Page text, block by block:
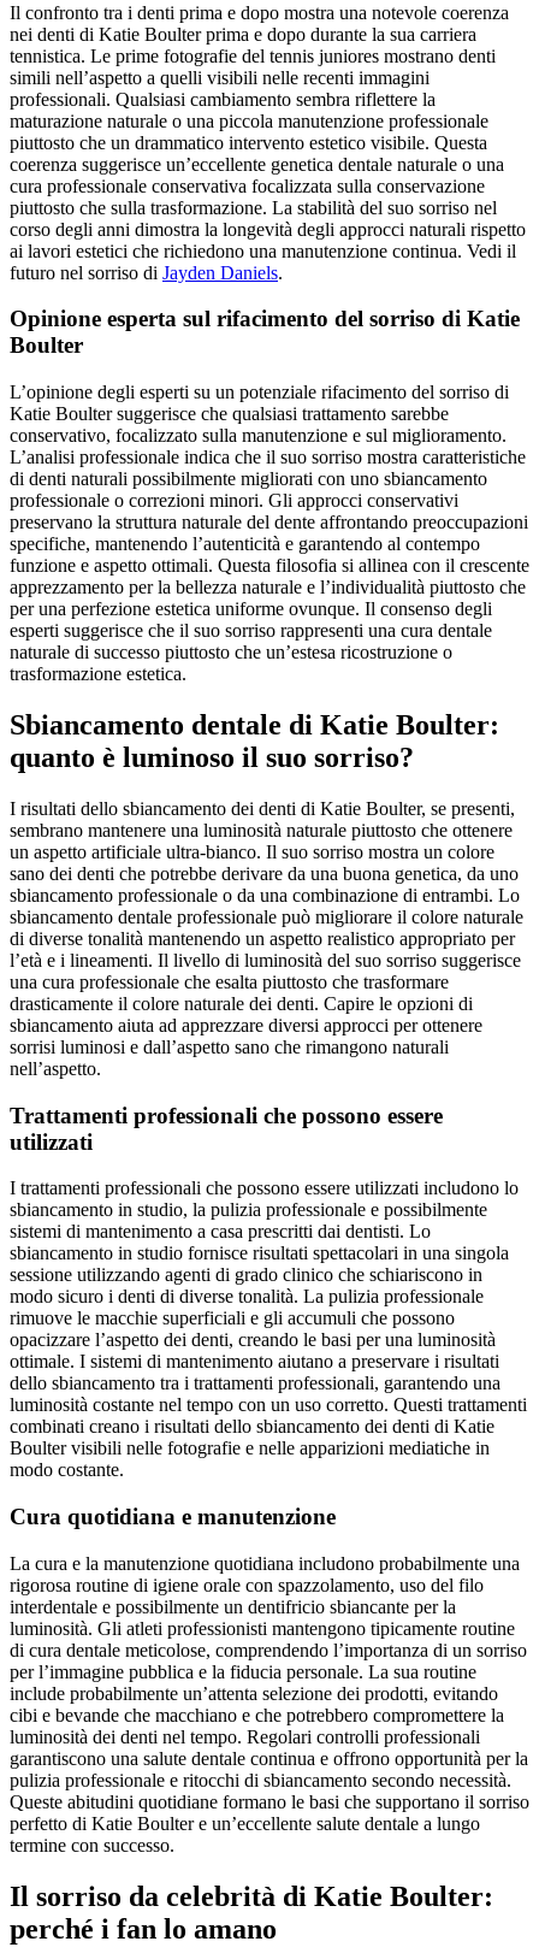
Il confronto tra i denti prima e dopo mostra una notevole coerenza
nei denti di Katie Boulter prima e dopo durante la sua carriera
tennistica. Le prime fotografie del tennis juniores mostrano denti
simili nell’aspetto a quelli visibili nelle recenti immagini
professionali. Qualsiasi cambiamento sembra riflettere la
maturazione naturale o una piccola manutenzione professionale
piuttosto che un drammatico intervento estetico visibile. Questa
coerenza suggerisce un’eccellente genetica dentale naturale o una
cura professionale conservativa focalizzata sulla conservazione
piuttosto che sulla trasformazione. La stabilità del suo sorriso nel
corso degli anni dimostra la longevità degli approcci naturali rispetto
ai lavori estetici che richiedono una manutenzione continua. Vedi il
futuro nel sorriso di Jayden Daniels.
Opinione esperta sul rifacimento del sorriso di Katie
Boulter
L’opinione degli esperti su un potenziale rifacimento del sorriso di
Katie Boulter suggerisce che qualsiasi trattamento sarebbe
conservativo, focalizzato sulla manutenzione e sul miglioramento.
L’analisi professionale indica che il suo sorriso mostra caratteristiche
di denti naturali possibilmente migliorati con uno sbiancamento
professionale o correzioni minori. Gli approcci conservativi
preservano la struttura naturale del dente affrontando preoccupazioni
specifiche, mantenendo l’autenticità e garantendo al contempo
funzione e aspetto ottimali. Questa filosofia si allinea con il crescente
apprezzamento per la bellezza naturale e l’individualità piuttosto che
per una perfezione estetica uniforme ovunque. Il consenso degli
esperti suggerisce che il suo sorriso rappresenti una cura dentale
naturale di successo piuttosto che un’estesa ricostruzione o
trasformazione estetica.
Sbiancamento dentale di Katie Boulter:
quanto è luminoso il suo sorriso?
I risultati dello sbiancamento dei denti di Katie Boulter, se presenti,
sembrano mantenere una luminosità naturale piuttosto che ottenere
un aspetto artificiale ultra-bianco. Il suo sorriso mostra un colore
sano dei denti che potrebbe derivare da una buona genetica, da uno
sbiancamento professionale o da una combinazione di entrambi. Lo
sbiancamento dentale professionale può migliorare il colore naturale
di diverse tonalità mantenendo un aspetto realistico appropriato per
l’età e i lineamenti. Il livello di luminosità del suo sorriso suggerisce
una cura professionale che esalta piuttosto che trasformare
drasticamente il colore naturale dei denti. Capire le opzioni di
sbiancamento aiuta ad apprezzare diversi approcci per ottenere
sorrisi luminosi e dall’aspetto sano che rimangono naturali
nell’aspetto.
Trattamenti professionali che possono essere
utilizzati
I trattamenti professionali che possono essere utilizzati includono lo
sbiancamento in studio, la pulizia professionale e possibilmente
sistemi di mantenimento a casa prescritti dai dentisti. Lo
sbiancamento in studio fornisce risultati spettacolari in una singola
sessione utilizzando agenti di grado clinico che schiariscono in
modo sicuro i denti di diverse tonalità. La pulizia professionale
rimuove le macchie superficiali e gli accumuli che possono
opacizzare l’aspetto dei denti, creando le basi per una luminosità
ottimale. I sistemi di mantenimento aiutano a preservare i risultati
dello sbiancamento tra i trattamenti professionali, garantendo una
luminosità costante nel tempo con un uso corretto. Questi trattamenti
combinati creano i risultati dello sbiancamento dei denti di Katie
Boulter visibili nelle fotografie e nelle apparizioni mediatiche in
modo costante.
Cura quotidiana e manutenzione
La cura e la manutenzione quotidiana includono probabilmente una
rigorosa routine di igiene orale con spazzolamento, uso del filo
interdentale e possibilmente un dentifricio sbiancante per la
luminosità. Gli atleti professionisti mantengono tipicamente routine
di cura dentale meticolose, comprendendo l’importanza di un sorriso
per l’immagine pubblica e la fiducia personale. La sua routine
include probabilmente un’attenta selezione dei prodotti, evitando
cibi e bevande che macchiano e che potrebbero compromettere la
luminosità dei denti nel tempo. Regolari controlli professionali
garantiscono una salute dentale continua e offrono opportunità per la
pulizia professionale e ritocchi di sbiancamento secondo necessità.
Queste abitudini quotidiane formano le basi che supportano il sorriso
perfetto di Katie Boulter e un’eccellente salute dentale a lungo
termine con successo.
Il sorriso da celebrità di Katie Boulter:
perché i fan lo amano